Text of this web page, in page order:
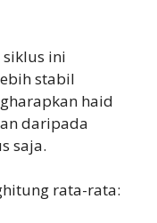
ini
stabil
haid
daripada
saja.
rata-rata: